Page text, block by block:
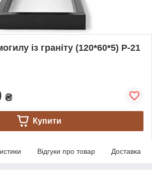
із граніту (120*60*5) Р-21
₴
Купити
Відгуки про товар Доставка